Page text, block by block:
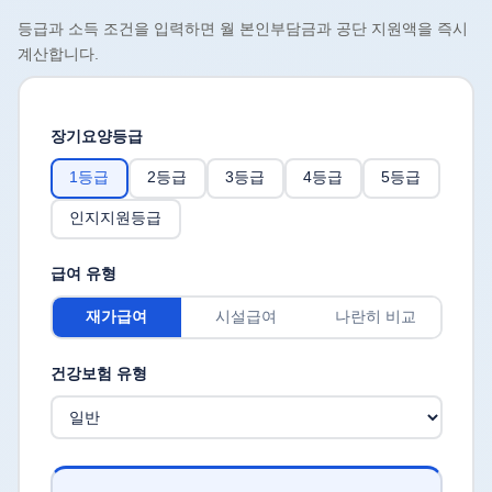
등급과 소득 조건을 입력하면 월 본인부담금과 공단 지원액을 즉시
계산합니다.
장기요양등급
1등급 2등급 3등급 4등급 5등급
인지지원등급
급여 유형
재가급여 시설급여 나란히 비교
건강보험 유형